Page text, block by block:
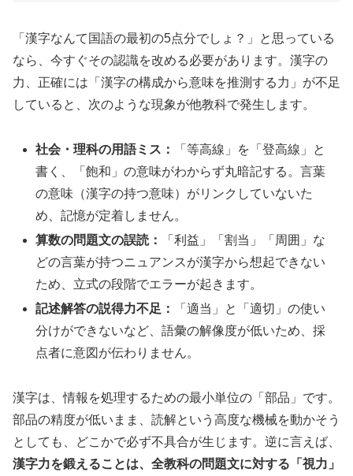
「漢字なんて国語の最初の5点分でしょ？」と思っている
なら、今すぐその認識を改める必要があります。漢字の
力、正確には「漢字の構成から意味を推測する力」が不足
していると、次のような現象が他教科で発生します。
社会・理科の用語ミス：
「等高線」を「登高線」と
書く、「飽和」の意味がわからず丸暗記する。言葉
の意味（漢字の持つ意味）がリンクしていないた
め、記憶が定着しません。
算数の問題文の誤読：
「利益」「割当」「周囲」な
どの言葉が持つニュアンスが漢字から想起できない
ため、立式の段階でエラーが起きます。
記述解答の説得力不足：
「適当」と「適切」の使い
分けができないなど、語彙の解像度が低いため、採
点者に意図が伝わりません。
漢字は、情報を処理するための最小単位の「部品」です。
部品の精度が低いまま、読解という高度な機械を動かそう
としても、どこかで必ず不具合が生じます。逆に言えば、
漢字力を鍛えることは、全教科の問題文に対する「視力」